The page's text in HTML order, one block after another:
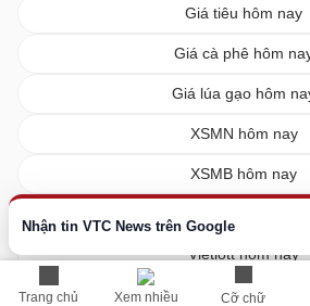
Trang chủ Xem nhiều Cỡ chữ
Nhận tin VTC News trên Google
Giá tiêu hôm nay
Giá cà phê hôm
Giá lúa gạo hôm
XSMN hôm nay
XSMB hôm nay
Vietlott hôm nay